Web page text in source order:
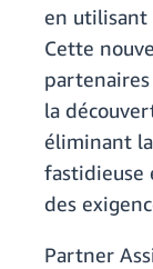
en utilisant
Cette
la
éliminant
fastidieuse
des
Partner